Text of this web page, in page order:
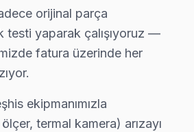
ve yeşil alanları ile
TV Servisi
TV Servisi
orijinal parça
testi yaparak çalışıyoruz —
fatura üzerinde her
ekipmanımızla
termal kamera) arızayı